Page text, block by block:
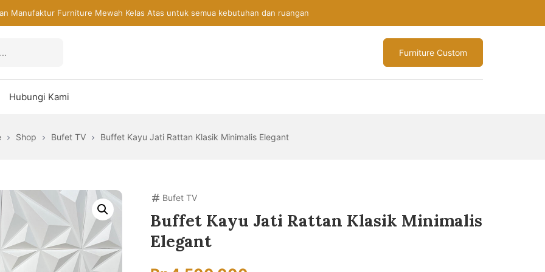
Manufaktur Furniture Mewah Kelas Atas untuk semua kebutuhan dan ruangan
Furniture Custom
Hubungi Kami
Shop Bufet TV Buffet Kayu Jati Rattan Klasik Minimalis Elegant
Bufet TV
Buffet Kayu Jati Rattan Klasik Minimalis
Elegant